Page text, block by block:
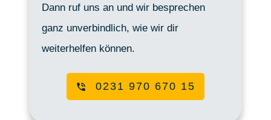
Dann ruf uns an und wir besprechen
ganz unverbindlich, wie wir dir
weiterhelfen können.
0231 970 670 15